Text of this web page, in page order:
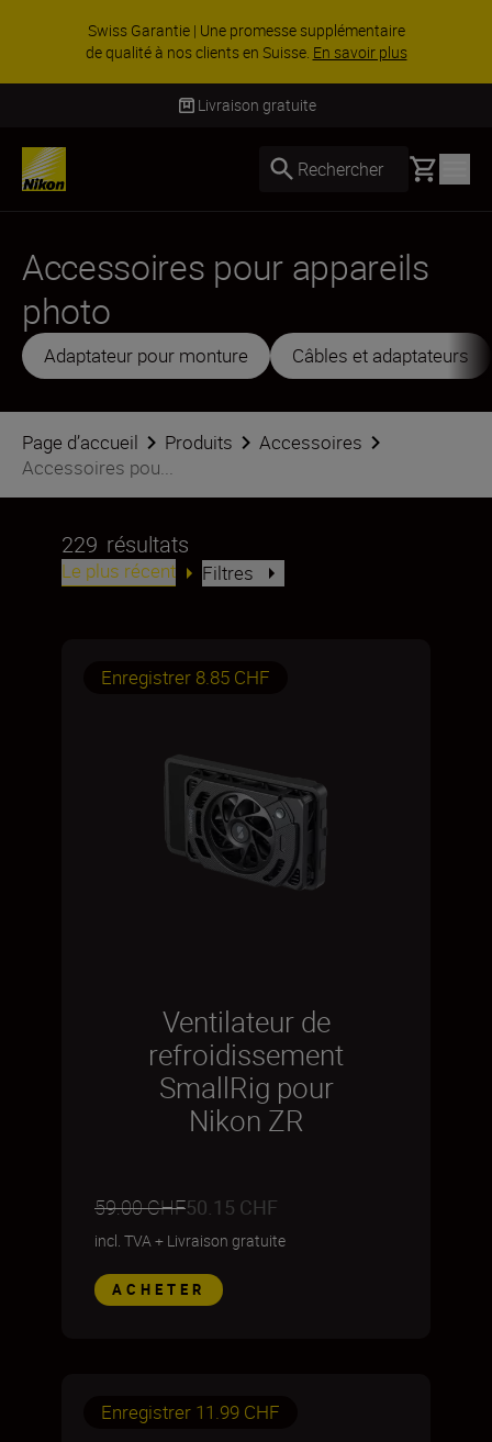
ACCESSOIRES EN PROMOTION | Économisez 15
% sur une sélection d’accessoires, complétez
votre kit dès ...Acheter maintenant
Livraison sous 4 à 6 jours ouvrés
Rechercher Basket
Accessoires pour appareils
photo
Adaptateur pour monture Câbles et adaptateurs
Page d’accueil Produits
Accessoires
Accessoires pou...
229 résultats
Le plus récent Filtres
Enregistrer 8.85 CHF
Ventilateur de
refroidissement
SmallRig pour
Nikon ZR
59.00 CHF50.15 CHF
incl. TVA+ Livraison gratuite
ACHETER
Enregistrer 11.99 CHF